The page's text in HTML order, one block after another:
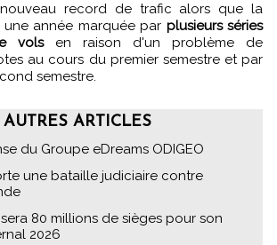
record de trafic alors que la
année marquée par plusieurs séries
volsen raison d'un problème de
au cours du premier semestre et par
semestre.
AUTRES ARTICLES
du Groupe eDreams ODIGEO
une bataille judiciaire contre
80 millions de sièges pour son
2026